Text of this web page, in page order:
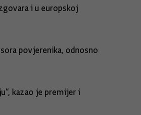
i u europskoj
povjerenika, odnosno
kazao je premijer i